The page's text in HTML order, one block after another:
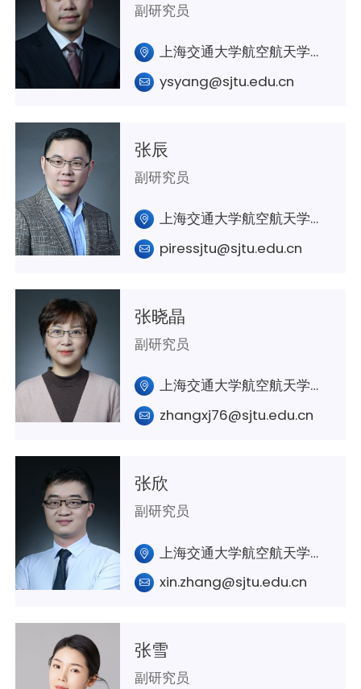
副研究员
上海交通大学航空航天学院A333
ysyang@sjtu.edu.cn
张辰
副研究员
上海交通大学航空航天学院A243室
piressjtu@sjtu.edu.cn
张晓晶
副研究员
上海交通大学航空航天学院A425 室
zhangxj76@sjtu.edu.cn
张欣
副研究员
上海交通大学航空航天学院A332
xin.zhang@sjtu.edu.cn
张雪
副研究员